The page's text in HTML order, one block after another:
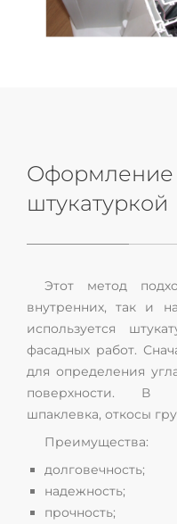
Оформление
штукатуркой
Этот метод
внутренних, так и
используется
фасадных работ.
для определения
поверхности. В
шпаклевка, откосы
Преимущества:
долговечность;
надежность;
прочность;